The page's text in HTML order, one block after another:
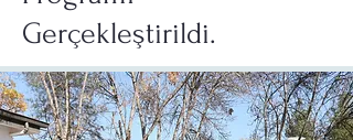
Gerçekleştirildi.